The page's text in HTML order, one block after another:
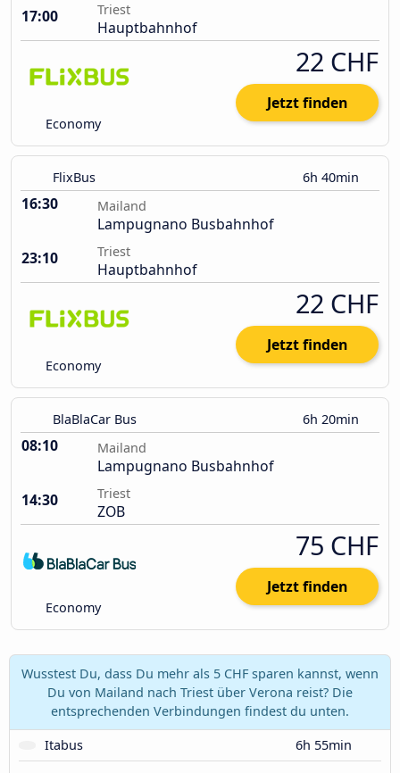
17:00
Triest
Hauptbahnhof
Economy
22 CHF
Jetzt finden
FlixBus 6h 40min
16:30 Mailand
Lampugnano Busbahnhof
23:10
Triest
Hauptbahnhof
Economy
22 CHF
Jetzt finden
BlaBlaCar Bus 6h 20min
08:10 Mailand
Lampugnano Busbahnhof
14:30
Triest
ZOB
Economy
75 CHF
Jetzt finden
Wusstest Du, dass Du mehr als 5 CHF sparen kannst, wenn
Du von Mailand nach Triest über Verona reist? Die
entsprechenden Verbindungen findest du unten.
Itabus
6h 55min